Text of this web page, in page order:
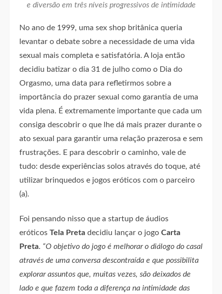
e diversão em três níveis progressivos de intimidade
No ano de 1999, uma sex shop britânica queria
levantar o debate sobre a necessidade de uma vida
sexual mais completa e satisfatória. A loja então
decidiu batizar o dia 31 de julho como o Dia do
Orgasmo, uma data para refletirmos sobre a
importância do prazer sexual como garantia de uma
vida plena. É extremamente importante que cada um
consiga descobrir o que lhe dá mais prazer durante o
ato sexual para garantir uma relação prazerosa e sem
frustrações. E para descobrir o caminho, vale de
tudo: desde experiências solos através do toque, até
utilizar brinquedos e jogos eróticos com o parceiro
(a).
Foi pensando nisso que a startup de áudios
eróticos Tela Pretadecidiu lançar o jogo Carta
Preta. “O objetivo do jogo é melhorar o diálogo do casal
através de uma conversa descontraída e que possibilita
explorar assuntos que, muitas vezes, são deixados de
lado e que fazem toda a diferença na intimidade das